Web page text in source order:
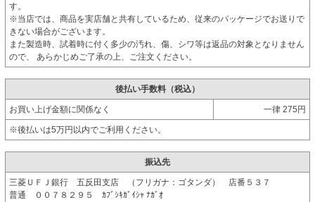
す。
※当店では、商品を実店舗と共有しているため、従来のパッケージでお送りで
きない場合がございます。
また製造時、試着時に付く多少の汚れ、傷、シワ等は返品の対象となりません
ので、 あらかじめご了承の上、ご注文ください。
後払い手数料（税込）
お買い上げ金額に関係なく 一律 275円
※後払いは5万円以内でご利用ください。
振込先
三菱ＵＦＪ銀行 五反田支店 （フリガナ：ゴタンダ） 店番５３７
普通 ００７８２９５ ｶﾌﾞｼｷｶﾞｲｼｬ ﾅｶﾞｵ